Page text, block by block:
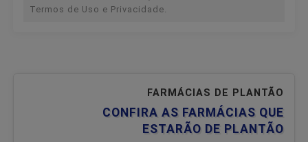
Termos de Uso e Privacidade.
FARMÁCIAS DE PLANTÃO
CONFIRA AS FARMÁCIAS QUE
ESTARÃO DE PLANTÃO